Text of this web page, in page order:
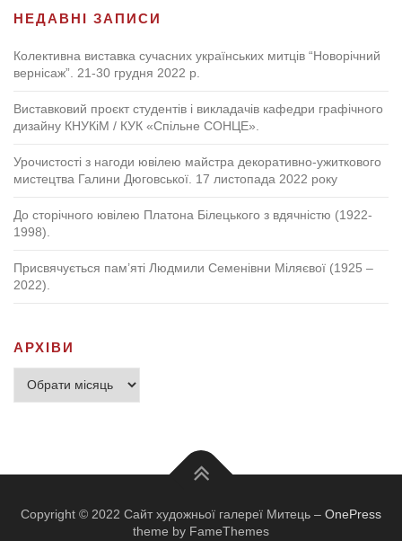
НЕДАВНІ ЗАПИСИ
Колективна виставка сучасних українських митців “Новорічний
вернісаж”. 21-30 грудня 2022 р.
Виставковий проєкт студентів і викладачів кафедри графічного
дизайну КНУКіМ / КУК «Спільне СОНЦЕ».
Урочистості з нагоди ювілею майстра декоративно-ужиткового
мистецтва Галини Дюговської. 17 листопада 2022 року
До сторічного ювілею Платона Білецького з вдячністю (1922-
1998).
Присвячується пам’яті Людмили Семенівни Міляєвої (1925 –
2022).
АРХІВИ
Copyright © 2022 Сайт художньої галереї Митець – OnePress
theme by FameThemes